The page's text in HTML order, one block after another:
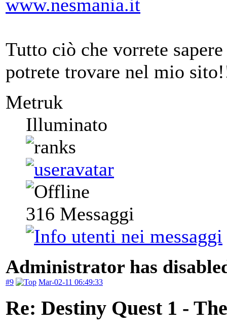
www.nesmania.it
Tutto ciò che vorrete
potrete trovare nel mio
Metruk
Illuminato
316 Messaggi
Administrator has
#9 Mar-02-11 06:49:33
Re: Destiny Quest 1 -